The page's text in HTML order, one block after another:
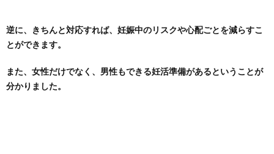
逆に、きちんと対応すれば、妊娠中のリスクや心配ごとを減らすこ
とができます。
また、女性だけでなく、男性もできる妊活準備があるということが
分かりました。